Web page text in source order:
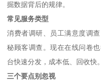
掘数据背后的规律。
常见服务类型
消费者调研、员工满意度调
秘顾客调查。现在在线问卷
台快速分发，成本低、回收快。
三个要点别忽视